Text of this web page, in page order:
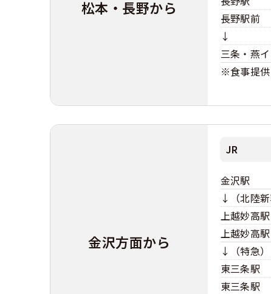
松本・長野から
長野駅前
↓
三条・燕
※食事提供
金沢方面から
JR
金沢駅
↓（北陸新
上越妙高駅
上越妙高駅
↓（特急）
東三条駅
東三条駅